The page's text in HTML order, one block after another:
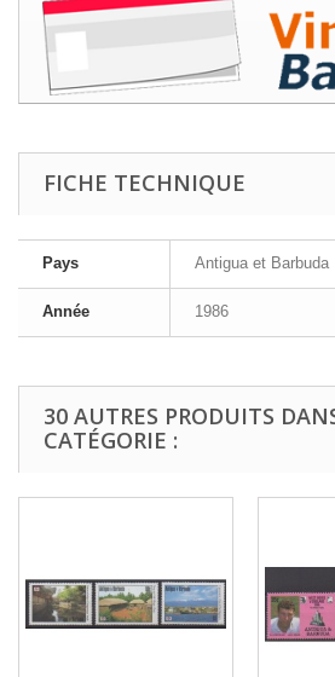
FICHE TECHNIQUE
Pays Antigua et Barbuda
Année 1986
30 AUTRES PRODUITS
CATÉGORIE :